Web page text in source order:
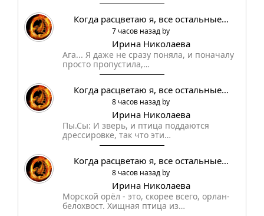
Когда расцветаю я, все остальные…
7 часов назад by
Ирина Николаева
Ага... Я даже не сразу поняла, и поначалу
просто пропустила,…
Когда расцветаю я, все остальные…
8 часов назад by
Ирина Николаева
Пы.Сы: И зверь, и птица поддаются
дрессировке, так что эти…
Когда расцветаю я, все остальные…
8 часов назад by
Ирина Николаева
Морской орёл - это, скорее всего, орлан-
белохвост. Хищная птица из…